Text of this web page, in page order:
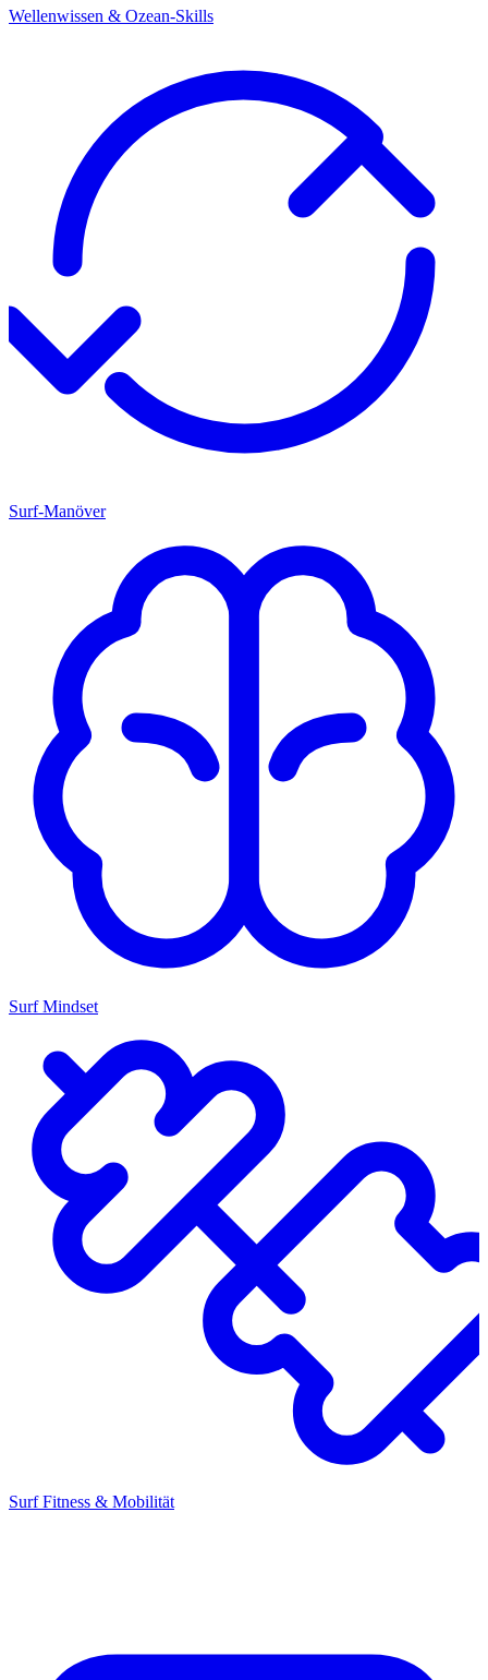
Wellenwissen & Ozean-Skills
Surf-Manöver
Surf Mindset
Surf Fitness & Mobilität